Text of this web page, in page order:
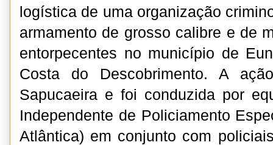
logística de uma organização
armamento de grosso calibre e de
entorpecentes no município de
Costa do Descobrimento. A
Sapucaeira e foi conduzida por
Independente de Policiamento
Atlântica) em conjunto com